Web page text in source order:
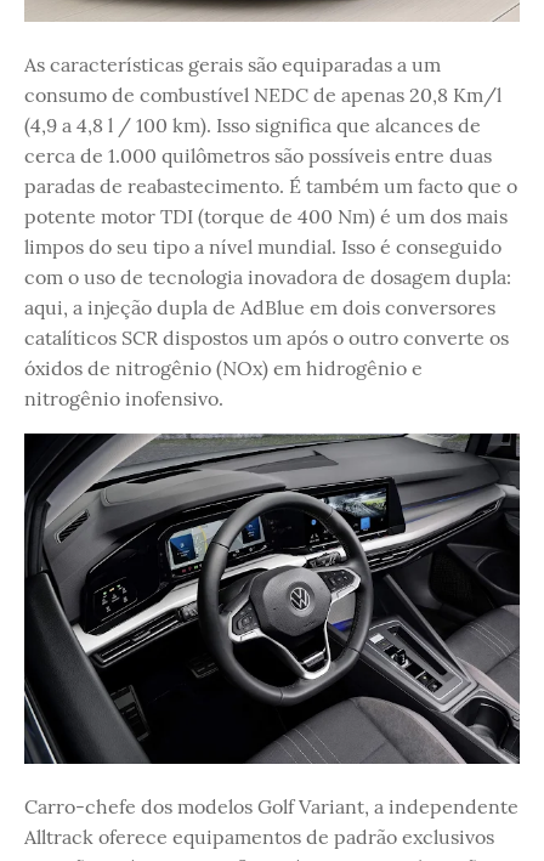
As características gerais são equiparadas a um
consumo de combustível NEDC de apenas 20,8 Km/l
(4,9 a 4,8 l / 100 km). Isso significa que alcances de
cerca de 1.000 quilômetros são possíveis entre duas
paradas de reabastecimento. É também um facto que o
potente motor TDI (torque de 400 Nm) é um dos mais
limpos do seu tipo a nível mundial. Isso é conseguido
com o uso de tecnologia inovadora de dosagem dupla:
aqui, a injeção dupla de AdBlue em dois conversores
catalíticos SCR dispostos um após o outro converte os
óxidos de nitrogênio (NOx) em hidrogênio e
nitrogênio inofensivo.
Carro-chefe dos modelos Golf Variant, a independente
Alltrack oferece equipamentos de padrão exclusivos